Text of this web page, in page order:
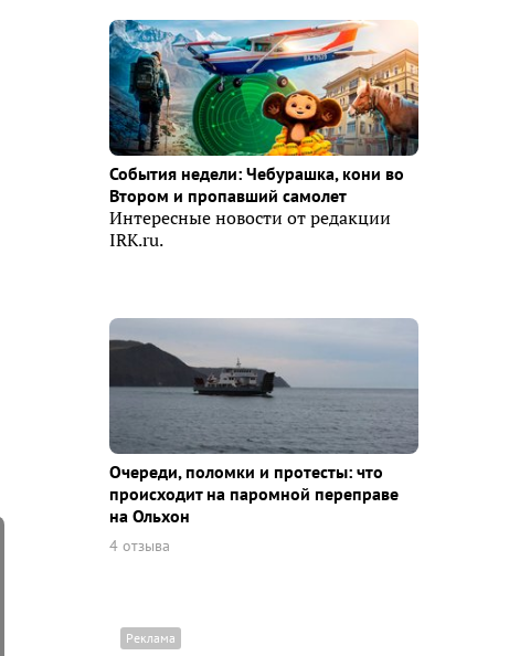
События недели: Чебурашка, кони во
Втором и пропавший самолет
Интересные новости от редакции
IRK.ru.
Очереди, поломки и протесты: что
происходит на паромной переправе
на Ольхон
4 отзыва